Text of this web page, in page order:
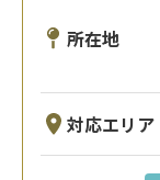
所在地
対応エリア